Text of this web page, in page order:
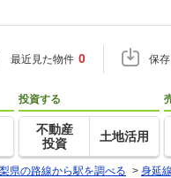
最近見た物件 0 保
投資する
不動産
投資
土地活用
県の路線から駅を調べる > 身延